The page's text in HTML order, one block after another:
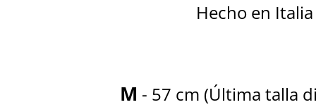
Hecho en Italia
M - 57 cm (Última talla